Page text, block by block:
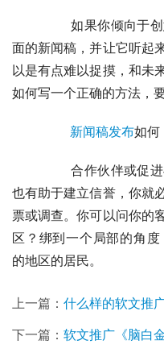
面的新闻稿，并让它听起
以是有点难以捉摸，和未
如何写一个正确的方法，
新闻稿发布如何
也有助于建立信誉，你就
票或调查。你可以问你的
区？绑到一个局部的角
的地区的居民。
上一篇： 什么样的软文推
下一篇： 软文推广《脑白